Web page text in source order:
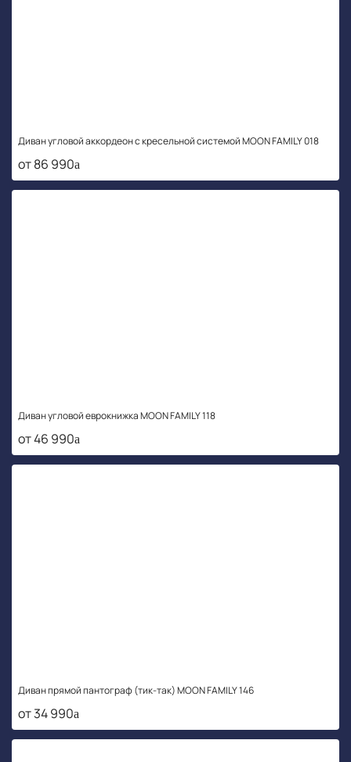
Диван угловой аккордеон с кресельной системой MOON FAMILY 018
от 86 990
Диван угловой еврокнижка MOON FAMILY 118
от 46 990
Диван прямой пантограф (тик-так) MOON FAMILY 146
от 34 990